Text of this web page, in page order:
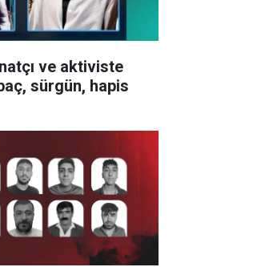
ve aktiviste
sürgün, hapis